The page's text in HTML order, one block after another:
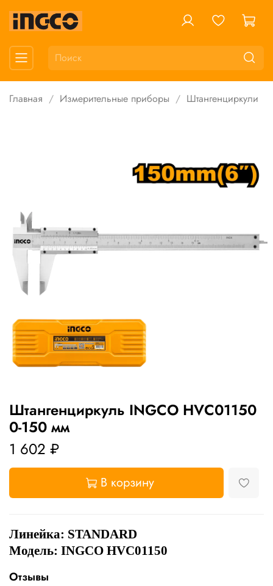
Главная Измерительные приборы Штангенциркули
Штангенциркуль INGCO HVC01150
0-150 мм
1 602 ₽
В корзину
Линейка: STANDARD
Модель: INGCO HVC01150
Отзывы